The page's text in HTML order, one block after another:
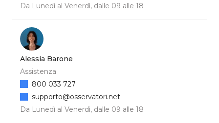
Da Lunedì al Venerdì, dalle 09 alle 18
Alessia Barone
Assistenza
Da Lunedì al Venerdì, dalle 09 alle 18
800 033 727
supporto@osservatori.net